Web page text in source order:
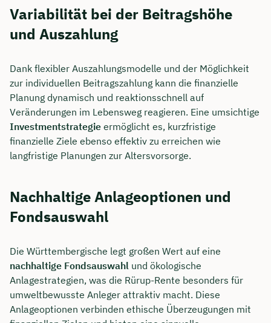
Variabilität bei der Beitragshöhe
und Auszahlung
Dank flexibler Auszahlungsmodelle und der Möglichkeit
zur individuellen Beitragszahlung kann die finanzielle
Planung dynamisch und reaktionsschnell auf
Veränderungen im Lebensweg reagieren. Eine umsichtige
Investmentstrategie ermöglicht es, kurzfristige
finanzielle Ziele ebenso effektiv zu erreichen wie
langfristige Planungen zur Altersvorsorge.
Nachhaltige Anlageoptionen und
Fondsauswahl
Die Württembergische legt großen Wert auf eine
nachhaltige Fondsauswahl und ökologische
Anlagestrategien, was die Rürup-Rente besonders für
umweltbewusste Anleger attraktiv macht. Diese
Anlageoptionen verbinden ethische Überzeugungen mit